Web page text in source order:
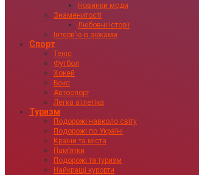
Новинки моди
Знаменитості
Любовні історії
Інтервʼю із зірками
Спорт
Теніс
Футбол
Хокей
Бокс
Автоспорт
Легка атлетіка
Туризм
Подорожі навколо світу
Подорожі по Україні
Країни та міста
Пам’ятки
Подорожі та туризм
Найкращі курорти